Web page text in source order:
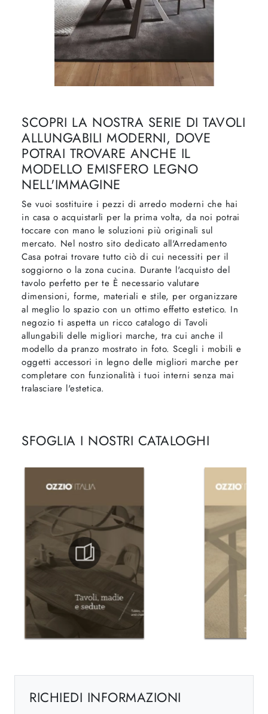
SCOPRI LA NOSTRA SERIE DI TAVOLI
ALLUNGABILI MODERNI, DOVE
POTRAI TROVARE ANCHE IL
MODELLO EMISFERO LEGNO
NELL'IMMAGINE
Se vuoi sostituire i pezzi di arredo moderni che hai
in casa o acquistarli per la prima volta, da noi potrai
toccare con mano le soluzioni più originali sul
mercato. Nel nostro sito dedicato all'Arredamento
Casa potrai trovare tutto ciò di cui necessiti per il
soggiorno o la zona cucina. Durante l'acquisto del
tavolo perfetto per te È necessario valutare
dimensioni, forme, materiali e stile, per organizzare
al meglio lo spazio con un ottimo effetto estetico. In
negozio ti aspetta un ricco catalogo di Tavoli
allungabili delle migliori marche, tra cui anche il
modello da pranzo mostrato in foto. Scegli i mobili e
oggetti accessori in legno delle migliori marche per
completare con funzionalità i tuoi interni senza mai
tralasciare l'estetica.
SFOGLIA I NOSTRI CATALOGHI
RICHIEDI INFORMAZIONI